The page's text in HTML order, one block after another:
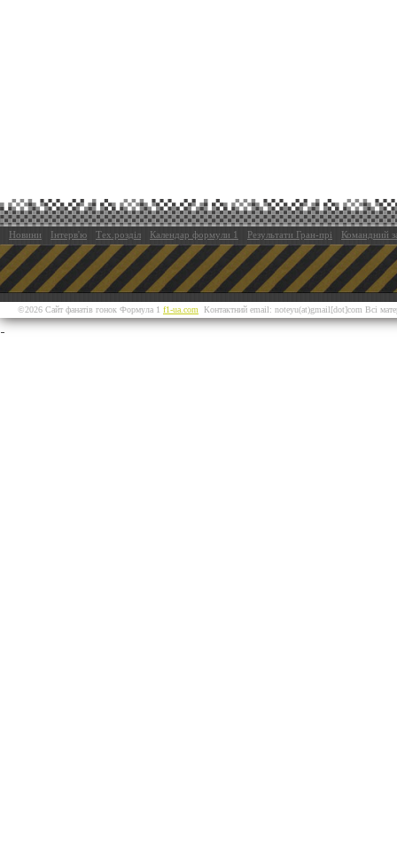
Новини Інтерв'ю Тех.розділ Календар формули 1 Результати Гран-прі Командний
©2026 Сайт фанатів гонок Формула 1 f1-ua.com Контактний email: noteyu(at)gmail[dot]com Всі